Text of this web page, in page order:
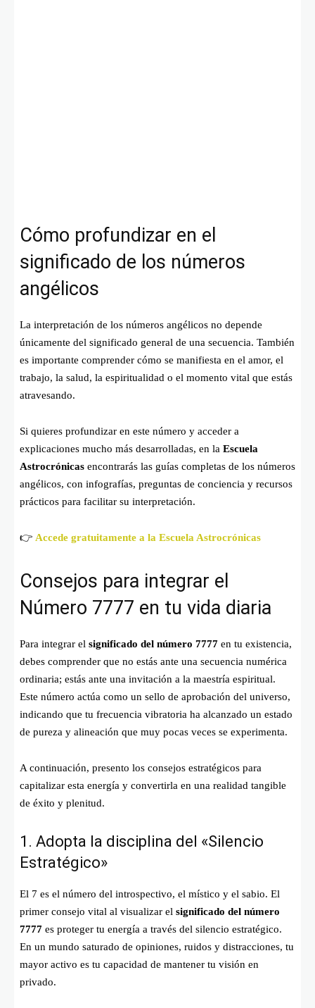
Cómo profundizar en el
significado de los números
angélicos
La interpretación de los números angélicos no depende
únicamente del significado general de una secuencia. También
es importante comprender cómo se manifiesta en el amor, el
trabajo, la salud, la espiritualidad o el momento vital que estás
atravesando.
Si quieres profundizar en este número y acceder a
explicaciones mucho más desarrolladas, en la Escuela
Astrocrónicas encontrarás las guías completas de los números
angélicos, con infografías, preguntas de conciencia y recursos
prácticos para facilitar su interpretación.
👉 Accede gratuitamente a la Escuela Astrocrónicas
Consejos para integrar el
Número 7777 en tu vida diaria
Para integrar el significado del número 7777 en tu existencia,
debes comprender que no estás ante una secuencia numérica
ordinaria; estás ante una invitación a la maestría espiritual.
Este número actúa como un sello de aprobación del universo,
indicando que tu frecuencia vibratoria ha alcanzado un estado
de pureza y alineación que muy pocas veces se experimenta.
A continuación, presento los consejos estratégicos para
capitalizar esta energía y convertirla en una realidad tangible
de éxito y plenitud.
1. Adopta la disciplina del «Silencio
Estratégico»
El 7 es el número del introspectivo, el místico y el sabio. El
primer consejo vital al visualizar el significado del número
7777 es proteger tu energía a través del silencio estratégico.
En un mundo saturado de opiniones, ruidos y distracciones, tu
mayor activo es tu capacidad de mantener tu visión en
privado.